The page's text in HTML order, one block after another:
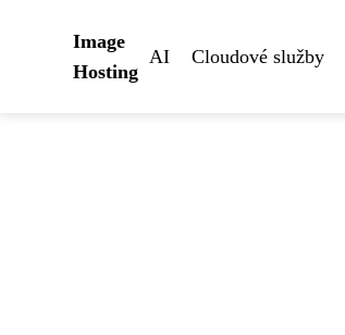
Image
Hosting
AI Cloudové služby